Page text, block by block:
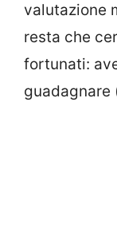
valutazione
resta che
fortunati:
guadagnare